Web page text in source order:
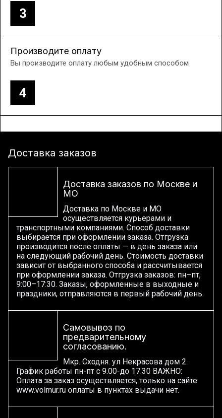
3
4
Производите оплату
Вы производите оплату любым удобным способом
Доставка заказов
Доставка заказов по Москве и
МО
Доставка по Москве и МО
осуществляется курьерами и
транспортными компаниями. Способ доставки
выбирается при оформлении заказа. Отгрузка
производится после оплаты — в день заказа или
на следующий рабочий день. Стоимость доставки
зависит от выбранного способа и рассчитывается
при оформлении заказа. Отгрузка заказов: пн–пт,
9:00–17:30. Заказы, оформленные в выходные и
праздники, отправляются в первый рабочий день.
Самовывоз по
предварительному
согласованию.
Мкр. Сходня. ул Некрасова дом 2.
График работы пн-пт с 9.00-до 17.30 ВАЖНО:
Оплата за заказ осуществляется, только на сайте
www.volmur.ru оплаты в пунктах выдачи нет.